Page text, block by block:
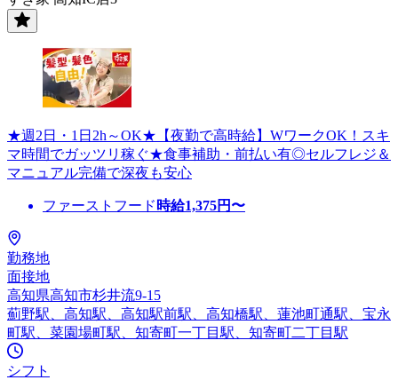
★週2日・1日2h～OK★【夜勤で高時給】WワークOK！スキ
マ時間でガッツリ稼ぐ★食事補助・前払い有◎セルフレジ＆
マニュアル完備で深夜も安心
ファーストフード 時給1,375円〜
勤務地
面接地
高知県高知市杉井流9-15
薊野駅、高知駅、高知駅前駅、高知橋駅、蓮池町通駅、宝永
町駅、菜園場町駅、知寄町一丁目駅、知寄町二丁目駅
シフト